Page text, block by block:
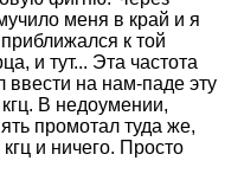
меня в край и я
к той
и тут... Эта частота
ввести на нам-паде эту
В недоумении,
промотал туда же,
и ничего. Просто